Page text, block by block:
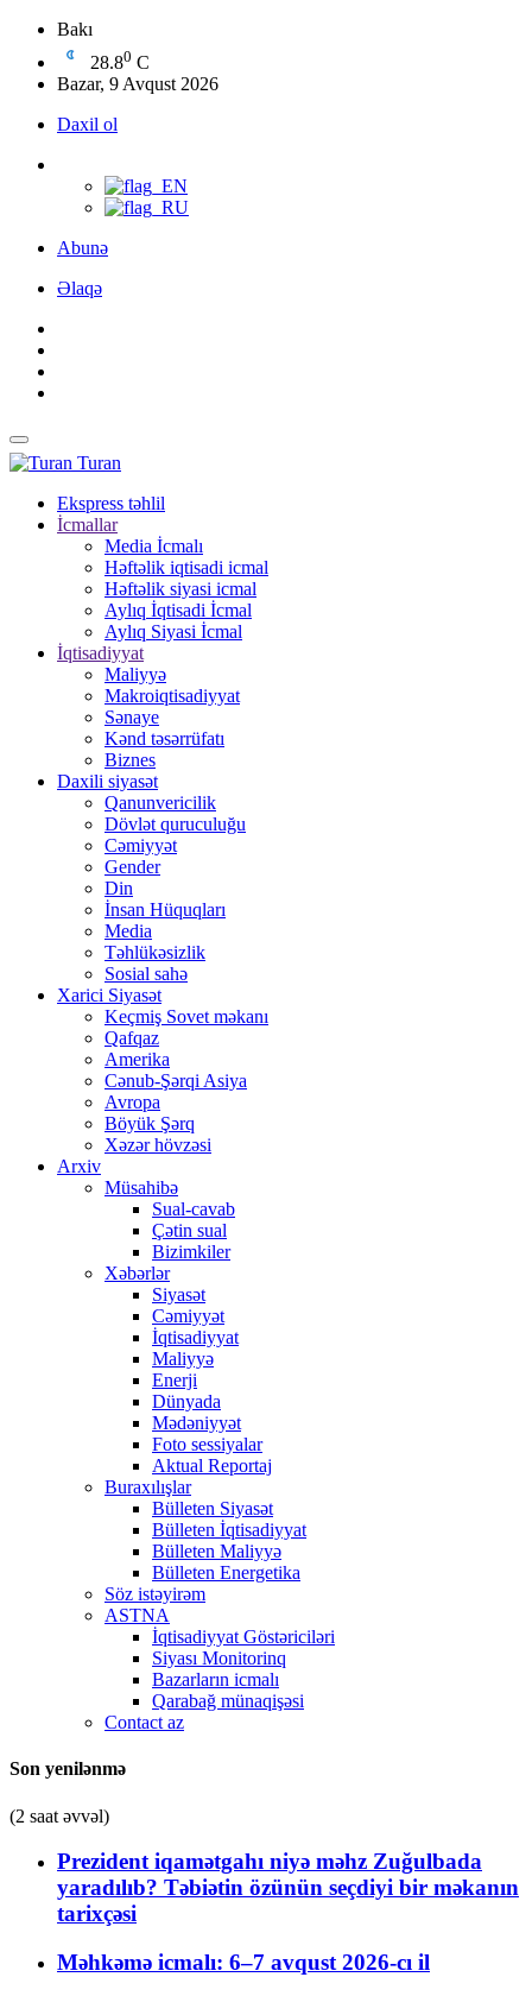
Bakı
28.80 C
Bazar, 9 Avqust 2026
Daxil ol
Abunə
Əlaqə
Turan
Ekspress təhlil
İcmallar
Media İcmalı
Həftəlik iqtisadi icmal
Həftəlik siyasi icmal
Aylıq İqtisadi İcmal
Aylıq Siyasi İcmal
İqtisadiyyat
Maliyyə
Makroiqtisadiyyat
Sənaye
Kənd təsərrüfatı
Biznes
Daxili siyasət
Qanunvericilik
Dövlət quruculuğu
Cəmiyyət
Gender
Din
İnsan Hüquqları
Media
Təhlükəsizlik
Sosial sahə
Xarici Siyasət
Keçmiş Sovet məkanı
Qafqaz
Amerika
Cənub-Şərqi Asiya
Avropa
Böyük Şərq
Xəzər hövzəsi
Arxiv
Müsahibə
Sual-cavab
Çətin sual
Bizimkiler
Xəbərlər
Siyasət
Cəmiyyət
İqtisadiyyat
Maliyyə
Enerji
Dünyada
Mədəniyyət
Foto sessiyalar
Aktual Reportaj
Buraxılışlar
Bülleten Siyasət
Bülleten İqtisadiyyat
Bülleten Maliyyə
Bülleten Energetika
Söz istəyirəm
ASTNA
İqtisadiyyat Göstəriciləri
Siyası Monitorinq
Bazarların icmalı
Qarabağ münaqişəsi
Contact az
Son yenilənmə
(2 saat əvvəl)
Prezident iqamətgahı niyə məhz Zuğulbada
yaradılıb? Təbiətin özünün seçdiyi bir məkanın
tarixçəsi
Məhkəmə icmalı: 6–7 avqust 2026-cı il